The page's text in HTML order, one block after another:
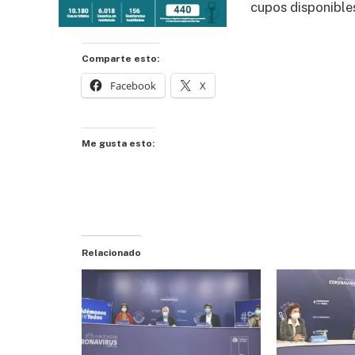
cupos
Comparte esto:
Facebook X
Me gusta esto:
Relacionado